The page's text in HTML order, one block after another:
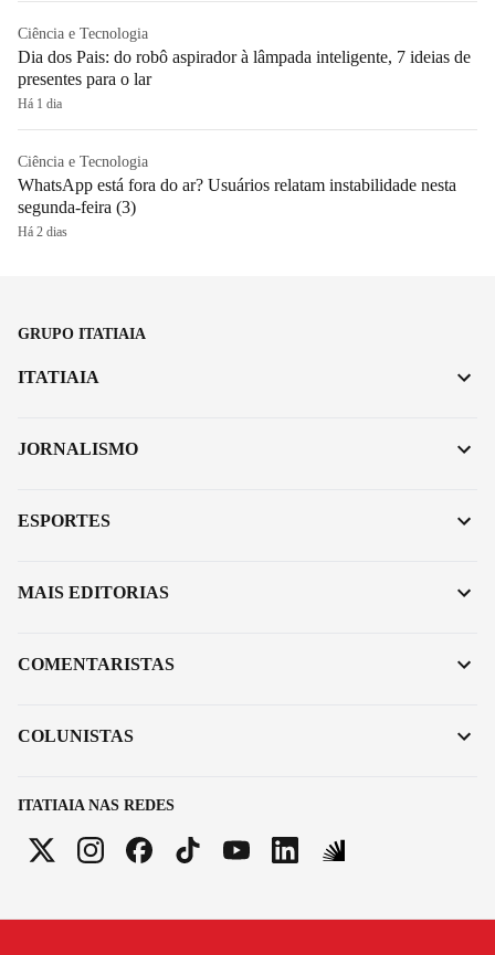
Ciência e Tecnologia
Dia dos Pais: do robô aspirador à lâmpada inteligente, 7 ideias de
presentes para o lar
Há 1 dia
Ciência e Tecnologia
WhatsApp está fora do ar? Usuários relatam instabilidade nesta
segunda-feira (3)
Há 2 dias
GRUPO ITATIAIA
ITATIAIA NAS REDES
ITATIAIA
JORNALISMO
ESPORTES
MAIS EDITORIAS
COMENTARISTAS
COLUNISTAS